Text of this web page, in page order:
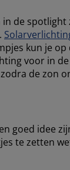
de
kun je
voor in de
de zon
goed idee
te zetten